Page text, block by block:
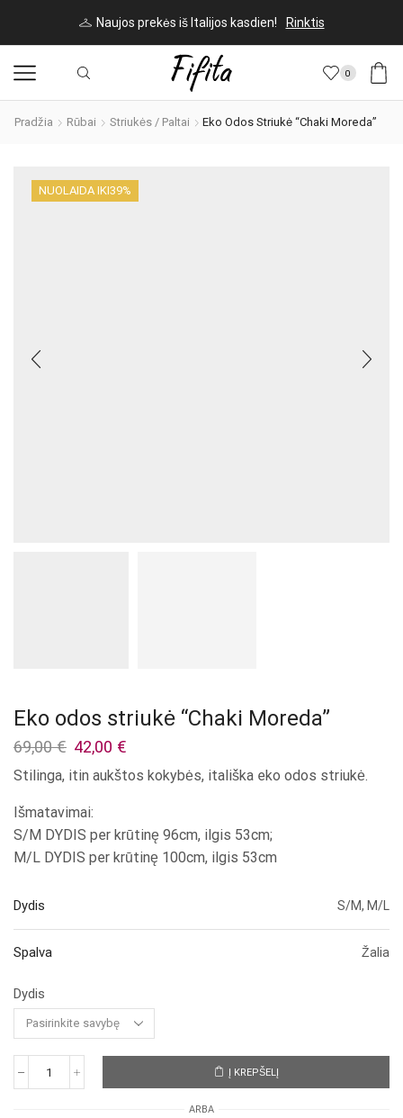
Naujos prekės iš Italijos kasdien! Rinktis
0
Pradžia Rūbai Striukės / Paltai Eko Odos Striukė “Chaki Moreda”
NUOLAIDA IKI39%
Eko odos striukė “Chaki Moreda”
69,00€ Original
was:
69,00 €.
42,00 €
is:
Stilinga, itin aukštos kokybės, itališka eko odos striukė.
Išmatavimai:
S/M DYDIS per krūtinę 96cm, ilgis 53cm;
M/L DYDIS per krūtinę 100cm, ilgis 53cm
Dydis S/M, M/L
Spalva Žalia
Dydis
produkto
Į KREPŠELĮ
ARBA